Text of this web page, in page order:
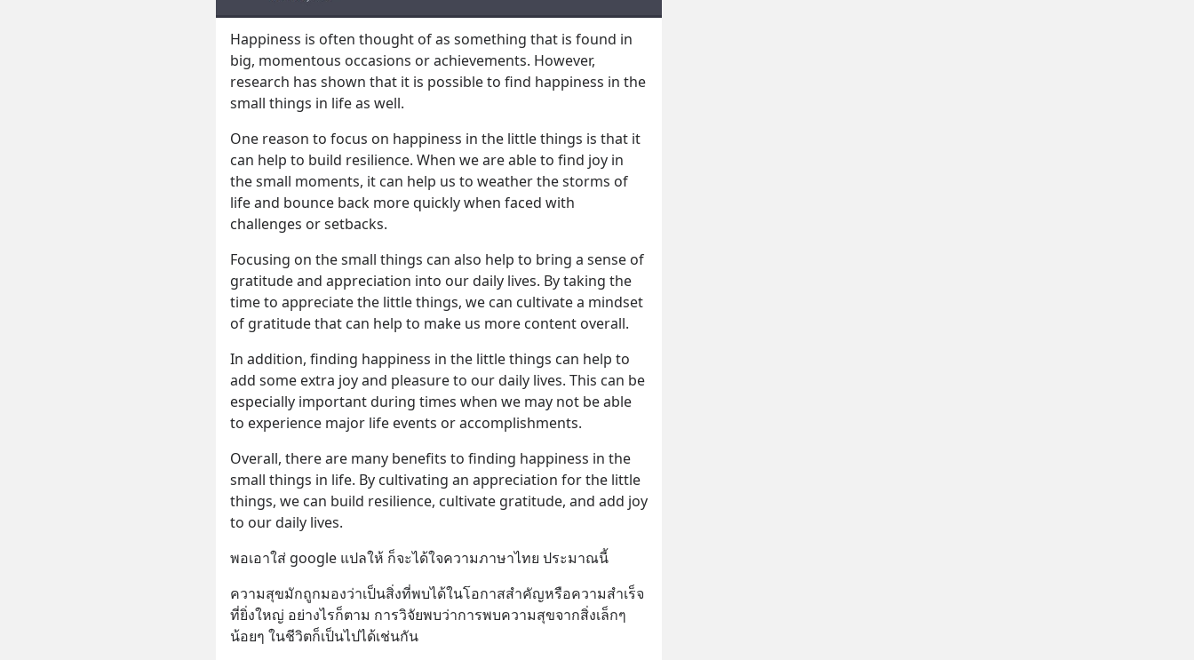
Happiness is often thought of as something that is found in
big, momentous occasions or achievements. However,
research has shown that it is possible to find happiness in the
small things in life as well.
One reason to focus on happiness in the little things is that it
can help to build resilience. When we are able to find joy in
the small moments, it can help us to weather the storms of
life and bounce back more quickly when faced with
challenges or setbacks.
Focusing on the small things can also help to bring a sense of
gratitude and appreciation into our daily lives. By taking the
time to appreciate the little things, we can cultivate a mindset
of gratitude that can help to make us more content overall.
In addition, finding happiness in the little things can help to
add some extra joy and pleasure to our daily lives. This can be
especially important during times when we may not be able
to experience major life events or accomplishments.
Overall, there are many benefits to finding happiness in the
small things in life. By cultivating an appreciation for the little
things, we can build resilience, cultivate gratitude, and add joy
to our daily lives.
พอเอาใส่ google แปลให้ ก็จะได้ใจความภาษาไทย ประมาณนี้
ความสุขมักถูกมองว่าเป็นสิ่งที่พบได้ในโอกาสสำคัญหรือความสำเร็จ
ที่ยิ่งใหญ่ อย่างไรก็ตาม การวิจัยพบว่าการพบความสุขจากสิ่งเล็กๆ
น้อยๆ ในชีวิตก็เป็นไปได้เช่นกัน